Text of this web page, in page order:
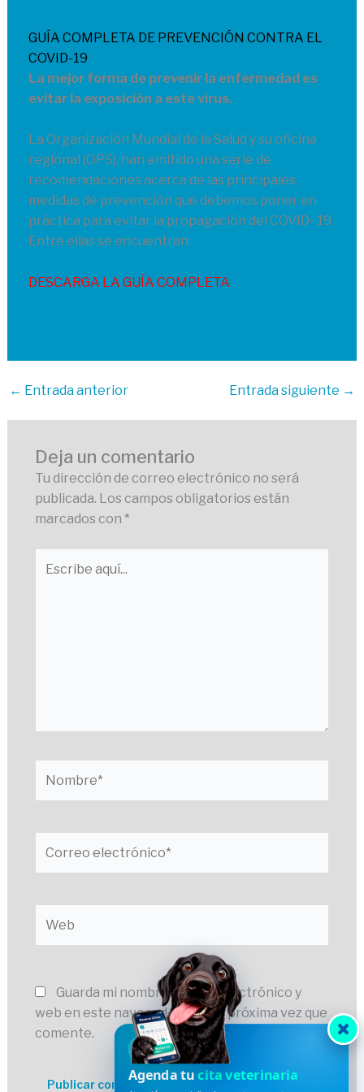
GUÍA COMPLETA DE PREVENCIÓN CONTRA EL
COVID-19
La mejor forma de prevenir la enfermedad es
evitar la exposición a este virus.
La Organización Mundial de la Salud y su oficina
regional (OPS), han emitido una serie de
recomendaciones acerca de las principales
medidas de prevención que debemos poner en
práctica para evitar la propagación del COVID- 19.
Entre ellas se encuentran:
DESCARGA LA GUÍA COMPLETA
← Entrada anterior Entrada siguiente →
Deja un comentario
Tu dirección de correo electrónico no será
publicada. Los campos obligatorios están
marcados con *
aquí...
electrónico*
Guarda mi nombre, correo electrónico y
web en este navegador para la próxima vez que
comente.
HVDES
Agenda tucita veterinaria